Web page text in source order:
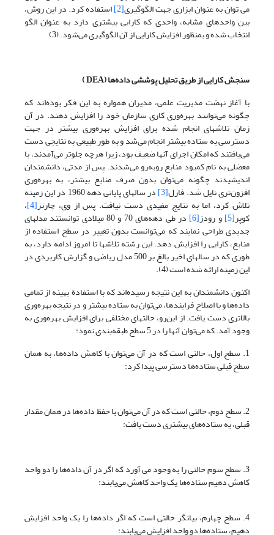
می توان به عنوان ابزاری جهت الگوگیری[2] استفاده کرد. در این روش،
بین واحدهای مشابه، واحدی که کارایی بیشتری دارد به عنوان الگو
انتخاب شده و بمنظور افزایش کارایی از آن الگوگیری می‌شود. (3)
سنجش کارایی از طریق تحلیل پوششی داده‌ها (DEA
)
با آغاز نهضت مدیریت علمی، مدیران همواره به این فکر بوده‌اند که
چگونه می‌توانند بهره‌وری کاری سازمان خود را افزایش دهند. در آن
زمان تلاشهای انجام شده برای افزایش بهره‌وری بیشتر در جهت
دسترسی به ستاده بیشتر انجام می‌شد و به طور طبیعی به نتایجی دست
می‌یافتند که امکان اجرای آنها ضعیف بود، زیرا هرچه جلوتر می‌آمدند، با
معضلی به نام کمبود منابع روبه‌رو می‌شدند. پس از مدتی، دانشمندان
اندیشیدند چگونه می‌توان بدون صرف منابع بیشتر، به بهره‌وری
افزون‌تری نایل شد. فارل[3] در سالهای پایانی دهه 1960 در این زمینه
تلاش کرد، اما به نتایج مفیدی دست نیافت. پس از وی، چارنز[4] ،
کوپر[5] و رودز[6] در طی دهه‌های 70 و 80 میلادی توانستند مدلهای
جدیدی طراحی نمایند که می‌توانست بدون تغییر در سطح استفاده از
منابع، کارایی را افزایش دهد. این رشته تلاشها تا امروز ادامه دارد، به
طوری که در سالهای اخیر بالغ بر 500 مدل ریاضی و گزارش کاربردی در
این زمینه ارائه شده است (4).
اکنون دانشمندان به این نتیجه رسیده‌اند که با استفادة بهینه از تمامی
داده‌ها و با اصلاح فرایندها، می‌توان به ستاده بیشتر و در نتیجه بهره‌وری
بالاتری دست یافت. از این‌رو، حالتهای مختلفی برای افزایش بهره‌وری به
وجود آمد. که می‌توان آنها را در 5 سطح طبقه‌بندی نمود:
1. سطح اول، حالتی است که در آن می‌توان با کاهش داده‌ها، به همان
سطح قبلی ستاده‌ها دسترسی پیدا کرد:
2. سطح دوم، حالتی است که در آن می‌توان با حفظ داده‌ها در همان مقدار
قبلی، به ستاده‌های بیشتری دست یافت:
3. سطح سوم حالتی را به وجود می آورد که اگر در آن داده‌ها را دو واحد
کاهش دهیم ستاده‌ها یک واحد کاهش می‌یابند:
4. سطح چهارم، بیانگر حالتی است که اگر داده‌ها را یک واحد افزایش
دهیم، ستاده‌ها دو واحد افزایش می‌یابند: